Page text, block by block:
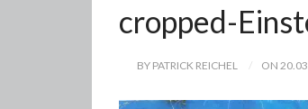
cropped-
BY PATRICK REICHEL ON